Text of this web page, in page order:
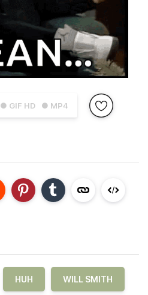
● GIF HD ● MP4
HUH WILL SMITH